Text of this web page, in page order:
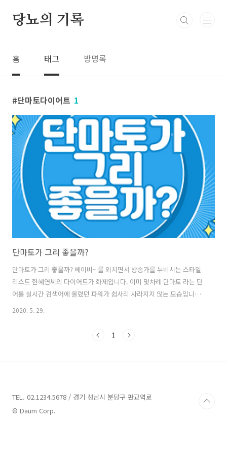
당뇨의 기록
홈 태그 방명록
단마토다이어트 1
단마토가 그리 좋을까?
단마토가 그리 좋을까? 베이비~ 를 외치면서 방송가를 누비시는 스타일
리스트 한혜연씨의 다이어트가 화제입니다. 이미 몇차례 단마토 라는 단
어를 실시간 검색어에 올렸던 파워가 쉽사리 사라지지 않는 모습입니다.
한혜연씨는 무려 12.5kg를 감량하는데 성공했다고 하는데요. 그 다이어
마토라고 합니다. 설탕을 뿌린거와 같은 단맛이 난다고 하네요. 저역시
요. 열량이 거의 없어 ..
2020. 5. 29.
1
TEL. 02.1234.5678 / 경기 성남시 분당구 판교역로
© Daum Corp.